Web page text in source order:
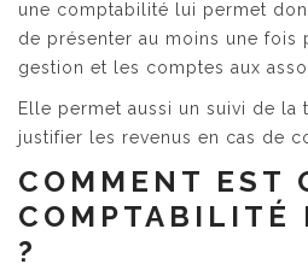
une comptabilité lui permet
de présenter au moins une fois
gestion et les comptes aux
Elle permet aussi un suivi de
justifier les revenus en cas de
COMMENT EST
COMPTABILITÉ
?